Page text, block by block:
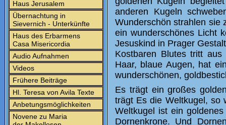
Haus Jerusalem
Übernachtung in
Sievernich - Unterkünfte
Haus des Erbarmens
Casa Misericordia
Audio Aufnahmen
Videos
Frühere Beiträge
Hl. Teresa von Avila Texte
Anbetungsmöglichkeiten
Novene zu Maria
anderen Kugeln
Wunderschönstrahlen sie
ein wunderschönes Licht
Jesuskind in Prager
Kostbaren Blutes tritt
Haar, blaue Augen, hat
wunderschönen,
Es trägt ein großes
trägt Es die Weltkugel, so
Weltkugel ist ein
Dornenkrone. Und